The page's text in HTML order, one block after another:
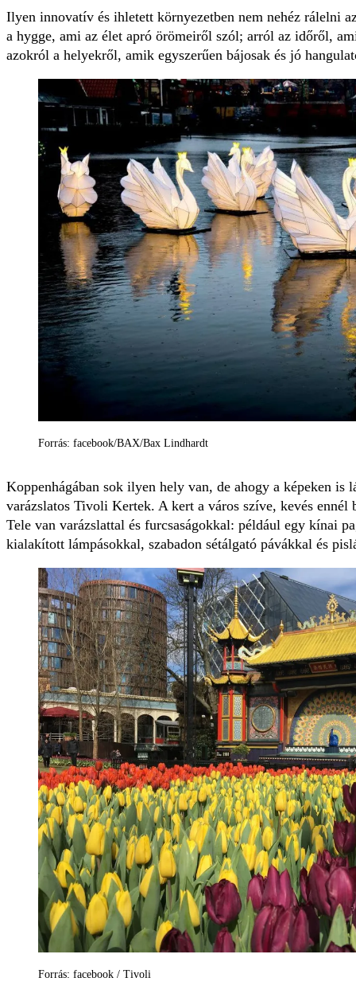
Ilyen innovatív és ihletett környezetben nem nehéz rálelni
a hygge, ami az élet apró örömeiről szól; arról az időről,
azokról a helyekről, amik egyszerűen bájosak és jó
Forrás: facebook/BAX/Bax Lindhardt
Koppenhágában sok ilyen hely van, de ahogy a képeken is
varázslatos Tivoli Kertek. A kert a város szíve, kevés ennél
Tele van varázslattal és furcsaságokkal: például egy kínai
kialakított lámpásokkal, szabadon sétálgató pávákkal és
Forrás: facebook / Tivoli